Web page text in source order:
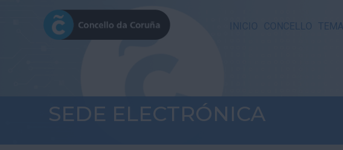
INICIO CONCELLO
SEDE ELECTRÓNICA